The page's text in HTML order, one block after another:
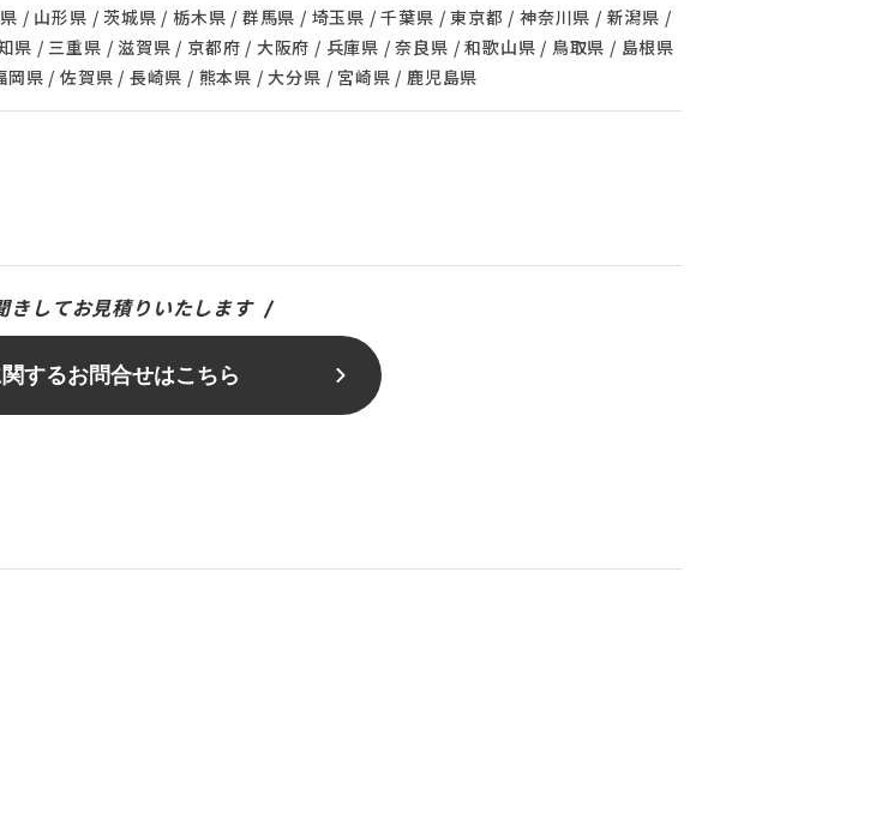
/ 山形県 / 茨城県 / 栃木県 / 群馬県 / 埼玉県 / 千葉県 / 東京都 / 神奈川県 / 新潟県 /
/ 三重県 / 滋賀県 / 京都府 / 大阪府 / 兵庫県 / 奈良県 / 和歌山県 / 鳥取県 / 島根県
県 / 佐賀県 / 長崎県 / 熊本県 / 大分県 / 宮崎県 / 鹿児島県
きしてお見積りいたします
するお問合せはこちら